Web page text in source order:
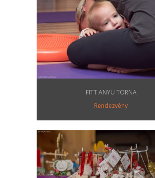
FITT ANYU TORNA
Rendezvény